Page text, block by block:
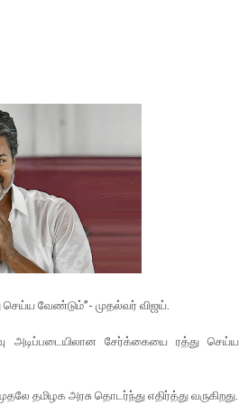
செய்ய வேண்டும்”- முதல்வர் விஜய்.
அடிப்படையிலான சேர்க்கையை ரத்து செய்ய
தமிழக அரசு தொடர்ந்து எதிர்த்து வருகிறது.